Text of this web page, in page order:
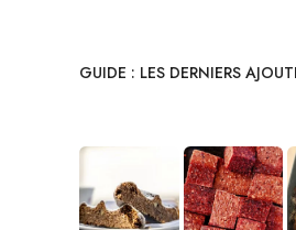
GUIDE : LES DERNIERS